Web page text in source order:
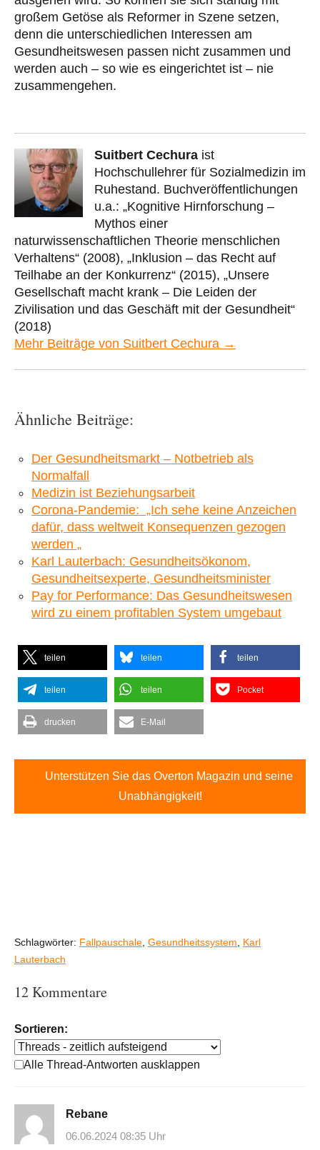
großem Getöse als Reformer in Szene setzen,
denn die unterschiedlichen Interessen am
Gesundheitswesen passen nicht zusammen und
werden auch – so wie es eingerichtet ist – nie
zusammengehen.
Suitbert Cechura ist
Hochschullehrer für Sozialmedizin im
Ruhestand. Buchveröffentlichungen
u.a.: „Kognitive Hirnforschung –
Mythos einer
naturwissenschaftlichen Theorie menschlichen
Verhaltens“ (2008), „Inklusion – das Recht auf
Teilhabe an der Konkurrenz“ (2015), „Unsere
Gesellschaft macht krank – Die Leiden der
Zivilisation und das Geschäft mit der Gesundheit“
(2018)
Mehr Beiträge von Suitbert Cechura →
Ähnliche Beiträge:
Der Gesundheitsmarkt – Notbetrieb als
Normalfall
Medizin ist Beziehungsarbeit
Corona-Pandemie: „Ich sehe keine Anzeichen
dafür, dass weltweit Konsequenzen gezogen
werden „
Karl Lauterbach: Gesundheitsökonom,
Gesundheitsexperte, Gesundheitsminister
Pay for Performance: Das Gesundheitswesen
wird zu einem profitablen System umgebaut
teilen teilen teilen
teilen teilen Pocket
drucken E-Mail
Unterstützen Sie das Overton Magazin und seine
Unabhängigkeit!
Schlagwörter: Fallpauschale Gesundheitssystem
Karl
Lauterbach
12 Kommentare
Sortieren:
Alle Thread-Antworten ausklappen
Rebane
06.06.2024 08:35 Uhr